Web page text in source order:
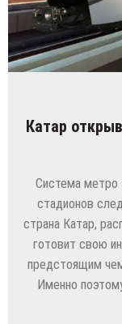
территорию Москвы
населения?
Turkish Airlines
Стамбуле
Аэрофлот перенес
в новый терминал
Катар
Система метро
стадионов
страна Катар,
готовит свою
предстоящим
Именно